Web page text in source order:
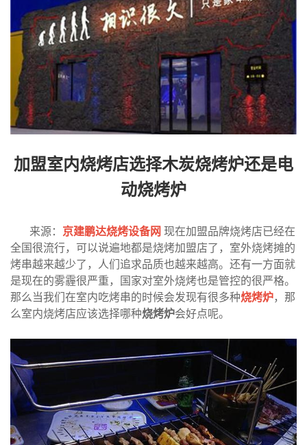
加盟室内烧烤店选择木炭烧烤炉还是电
动烧烤炉
来源： 京建鹏达烧烤设备网 现在加盟品牌烧烤店已经在
全国很流行，可以说遍地都是烧烤加盟店了，室外烧烤摊的
烤串越来越少了，人们追求品质也越来越高。还有一方面就
是现在的雾霾很严重，国家对室外烧烤也是管控的很严格。
那么当我们在室内吃烤串的时候会发现有很多种烧烤炉，那
么室内烧烤店应该选择哪种烧烤炉会好点呢。